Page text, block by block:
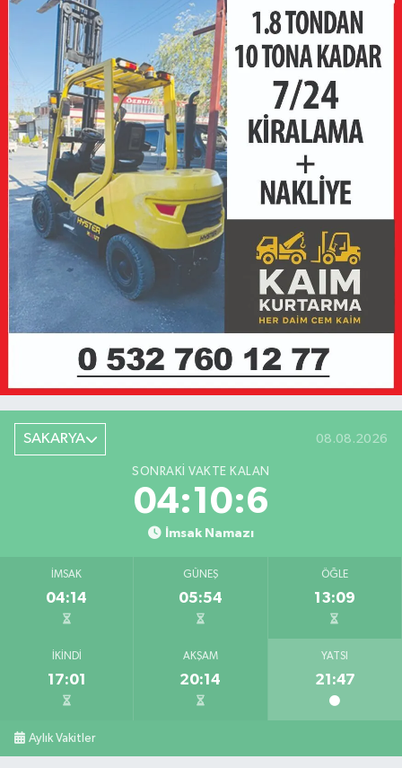
SAKARYA 08.08.2026
SONRAKI VAKTE KALAN
04:10:6
İmsak Namazı
İMSAK
04:14
GÜNEŞ
05:54
ÖĞLE
13:09
İKINDI
17:01
AKŞAM
20:14
YATSI
21:47
Aylık Vakitler